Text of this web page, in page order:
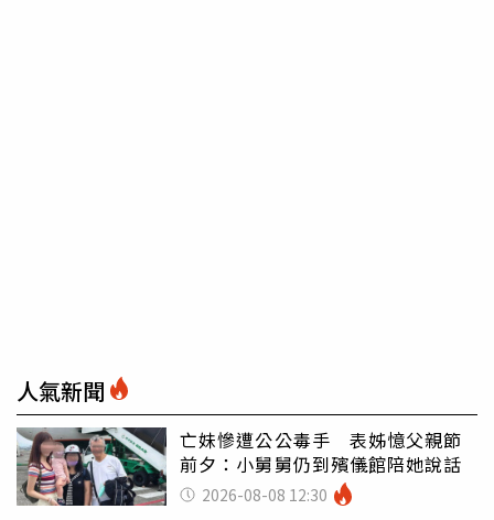
人氣新聞
亡妹慘遭公公毒手 表姊憶父親節
前夕：小舅舅仍到殯儀館陪她說話
2026-08-08 12:30